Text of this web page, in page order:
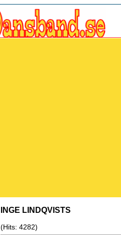
INGE LINDQVISTS
(Hits: 4282)